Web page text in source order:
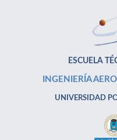
ESCUELA
INGENIERÍA
UNIVERSIDAD